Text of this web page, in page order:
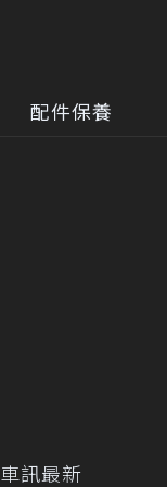
配件保養
車訊最新